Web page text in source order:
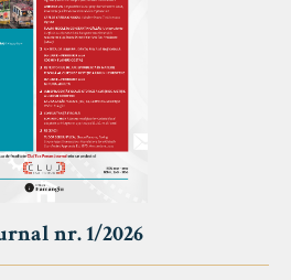
nr. 1/2026